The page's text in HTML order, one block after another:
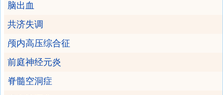
脑出血
共济失调
颅内高压综合征
前庭神经元炎
脊髓空洞症